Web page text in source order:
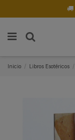
Inicio Libros Esotéricos